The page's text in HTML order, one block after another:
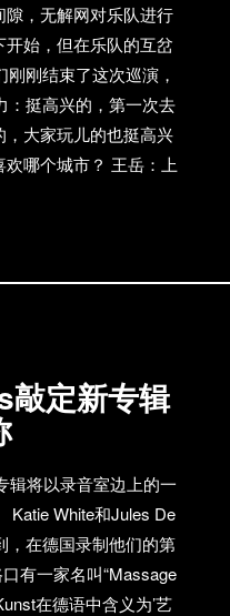
公车1站地西华门下。
event/11432000/
artist/reflector/
，无解网对乐队进行
始，但在乐队的互岔
刚结束了这次巡演，
：挺高兴的，第一次去
大家玩儿的也挺高兴
哪个城市？ 王岳：上
人大笑）啤酒、艳遇
怎么样啊？ 还行。就
就是都爱喝。 你们被
腿”啊？除了Cheap
人笑） 王岳：除了这
好看的，都喜欢，没有
的。
定新专辑
辑将以录音室边上的一
Katie White和Jules De
，在德国录制他们的第
有一家名叫“Massage
在德语中含义为’艺